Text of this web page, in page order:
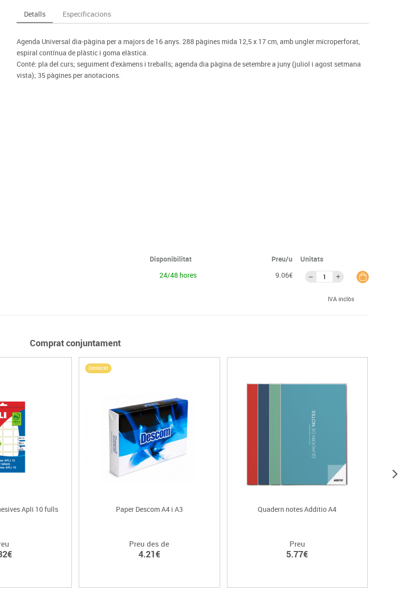
Videoprojecció
Taules escolars, abatibles i polivalents
Penjadors, prestatges i taquilles
Cadires, bancs i tamborets
Entrenament
Foam
Esports raqueta
Gimnàstica rítmica
Detalls Especificacions
Agenda Universal dia-pàgina per a majors de 16 anys. 288 pàgines mida 12,5 x 17 cm, amb ungler microperforat,
espiral contínua de plàstic i goma elàstica.
Conté: pla del curs; seguiment d'exàmens i treballs; agenda dia pàgina de setembre a juny (juliol i agost setmana
vista); 35 pàgines per anotacions.
Disponibilitat Preu/u
Unitats
24/48 hores 9.06€
IVA inclòs
Comprat conjuntament
Apli 10 fulls
Destacat
Paper Descom A4 i A3
Preu des de
4.21€
Quadern notes Additio A4
Preu
5.77€